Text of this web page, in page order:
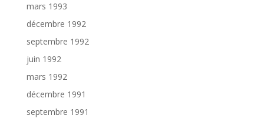
mars 1993
décembre 1992
septembre 1992
juin 1992
mars 1992
décembre 1991
septembre 1991